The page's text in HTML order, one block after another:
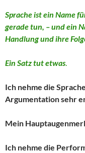
Sprache ist ein Name
gerade tun, – und ein
Handlung und ihre
Ein Satz tut etwas.
Ich nehme die
Argumentation sehr
Mein
Ich nehme die